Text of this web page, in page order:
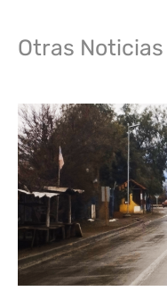
Otras Noticias